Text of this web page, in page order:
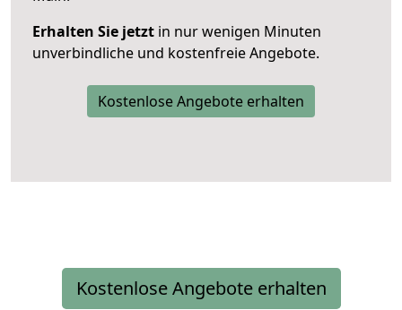
Erhalten Sie jetzt in nur wenigen Minuten
unverbindliche und kostenfreie Angebote.
Kostenlose Angebote erhalten
Kostenlose Angebote erhalten